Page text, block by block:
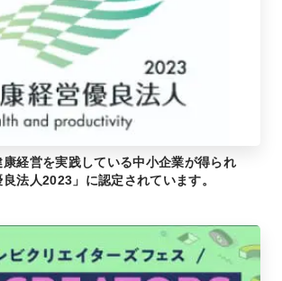
経営を実践している中小企業が得られ
法人2023」に認定されています。